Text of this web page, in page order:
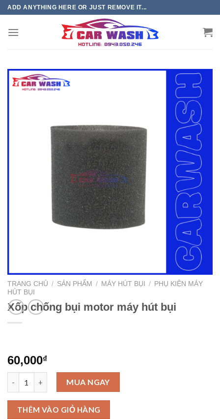
Chuyển
phần
ADD ANYTHING HERE OR JUST REMOVE IT...
TRANG CHỦ / SẢN PHẨM / MÁY HÚT BỤI / PHỤ KIỆN MÁY
HÚT BỤI
Xốp chống bụi motor máy hút bụi
60,000₫
Xốp chống bụi motor máy hút bụi số lượng
MUA NGAY
THÊM VÀO GIỎ HÀNG